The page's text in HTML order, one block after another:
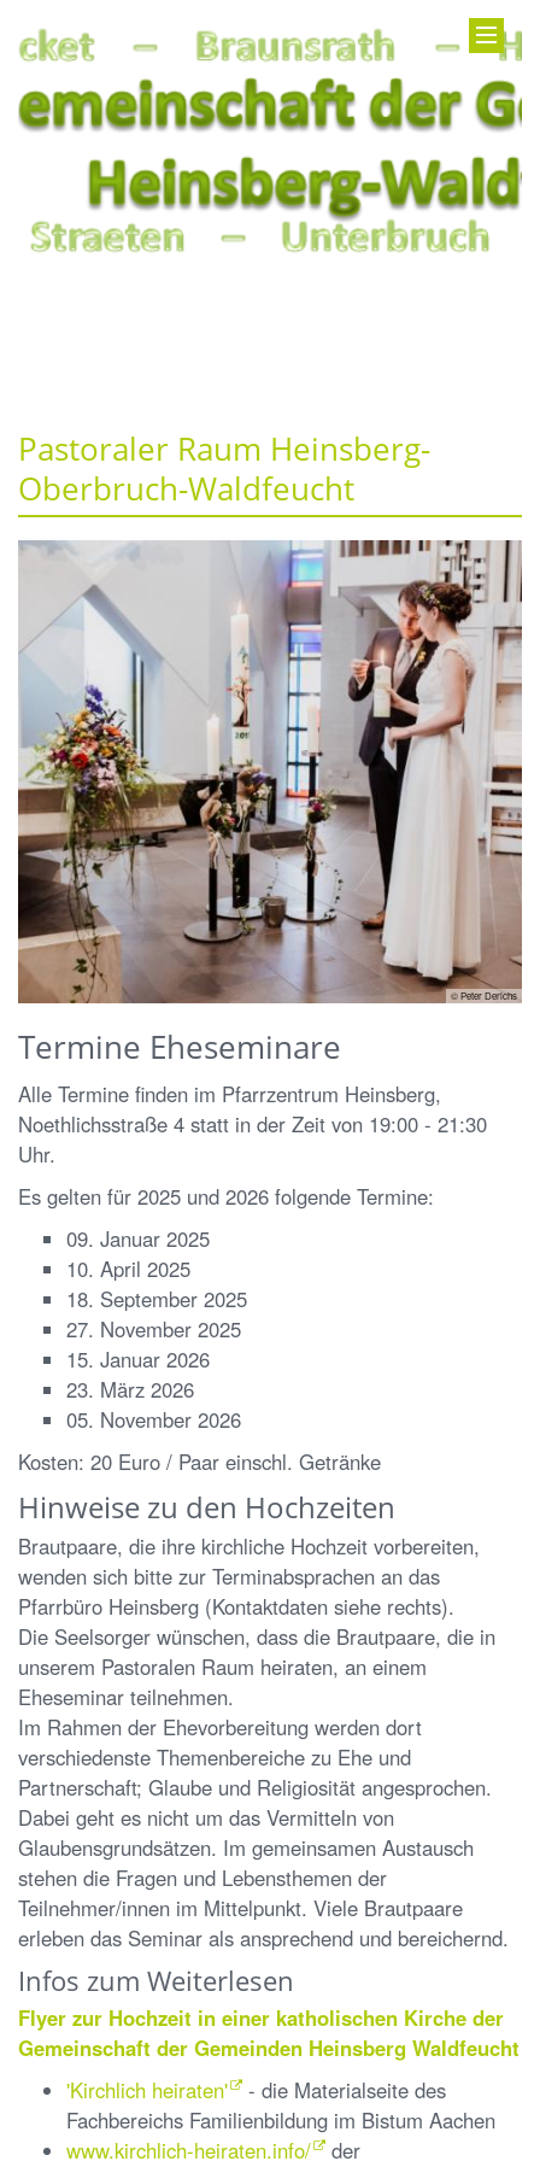
Pastoraler Raum Heinsberg-
Oberbruch-Waldfeucht
© Peter Derichs
Termine Eheseminare
Alle Termine finden im Pfarrzentrum Heinsberg,
Noethlichsstraße 4 statt in der Zeit von 19:00 - 21:30
Uhr.
Es gelten für 2025 und 2026 folgende Termine:
09. Januar 2025
10. April 2025
18. September 2025
27. November 2025
15. Januar 2026
23. März 2026
05. November 2026
Kosten: 20 Euro / Paar einschl. Getränke
Hinweise zu den Hochzeiten
Brautpaare, die ihre kirchliche Hochzeit vorbereiten,
wenden sich bitte zur Terminabsprachen an das
Pfarrbüro Heinsberg (Kontaktdaten siehe rechts).
Die Seelsorger wünschen, dass die Brautpaare, die in
unserem Pastoralen Raum heiraten, an einem
Eheseminar teilnehmen.
Im Rahmen der Ehevorbereitung werden dort
verschiedenste Themenbereiche zu Ehe und
Partnerschaft; Glaube und Religiosität angesprochen.
Dabei geht es nicht um das Vermitteln von
Glaubensgrundsätzen. Im gemeinsamen Austausch
stehen die Fragen und Lebensthemen der
Teilnehmer/innen im Mittelpunkt. Viele Brautpaare
erleben das Seminar als ansprechend und bereichernd.
Infos zum Weiterlesen
Flyer zur Hochzeit in einer katholischen Kirche der
Gemeinschaft der Gemeinden Heinsberg Waldfeucht
'Kirchlich heiraten'
- die Materialseite des
Fachbereichs Familienbildung im Bistum Aachen
www.kirchlich-heiraten.info/
der